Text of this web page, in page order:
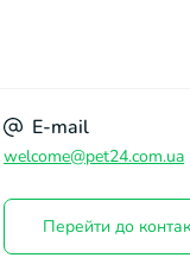
E-mail
welcome@pet24.com.ua
Перейти до